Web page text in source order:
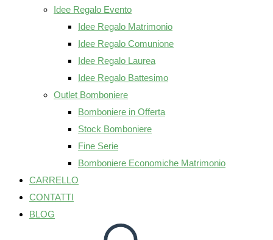
Idee Regalo Evento
Idee Regalo Matrimonio
Idee Regalo Comunione
Idee Regalo Laurea
Idee Regalo Battesimo
Outlet Bomboniere
Bomboniere in Offerta
Stock Bomboniere
Fine Serie
Bomboniere Economiche Matrimonio
CARRELLO
CONTATTI
BLOG